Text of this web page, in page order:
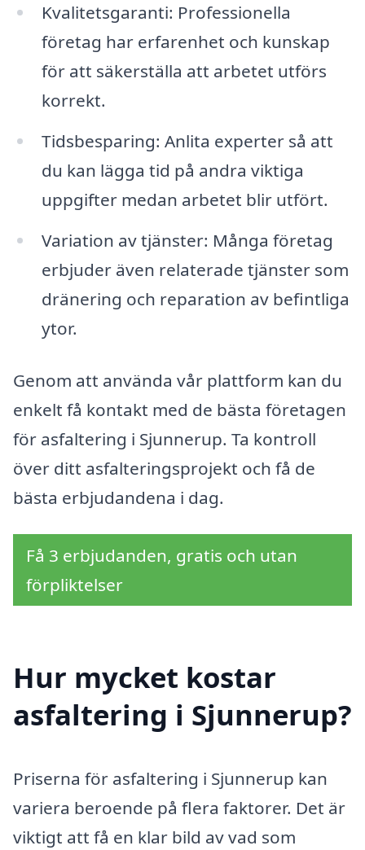
Kvalitetsgaranti: Professionella
företag har erfarenhet och kunskap
för att säkerställa att arbetet utförs
korrekt.
Tidsbesparing: Anlita experter så att
du kan lägga tid på andra viktiga
uppgifter medan arbetet blir utfört.
Variation av tjänster: Många företag
erbjuder även relaterade tjänster som
dränering och reparation av befintliga
ytor.
Genom att använda vår plattform kan du
enkelt få kontakt med de bästa företagen
för asfaltering i Sjunnerup. Ta kontroll
över ditt asfalteringsprojekt och få de
bästa erbjudandena i dag.
Få 3 erbjudanden, gratis och utan
förpliktelser
Hur mycket kostar
asfaltering i Sjunnerup?
Priserna för asfaltering i Sjunnerup kan
variera beroende på flera faktorer. Det är
viktigt att få en klar bild av vad som